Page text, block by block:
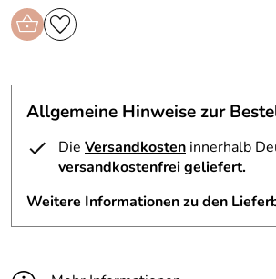
Allgemeine Hinweise zur
Die Versandkosten innerhalb
versandkostenfrei geliefert.
Weitere Informationen zu den